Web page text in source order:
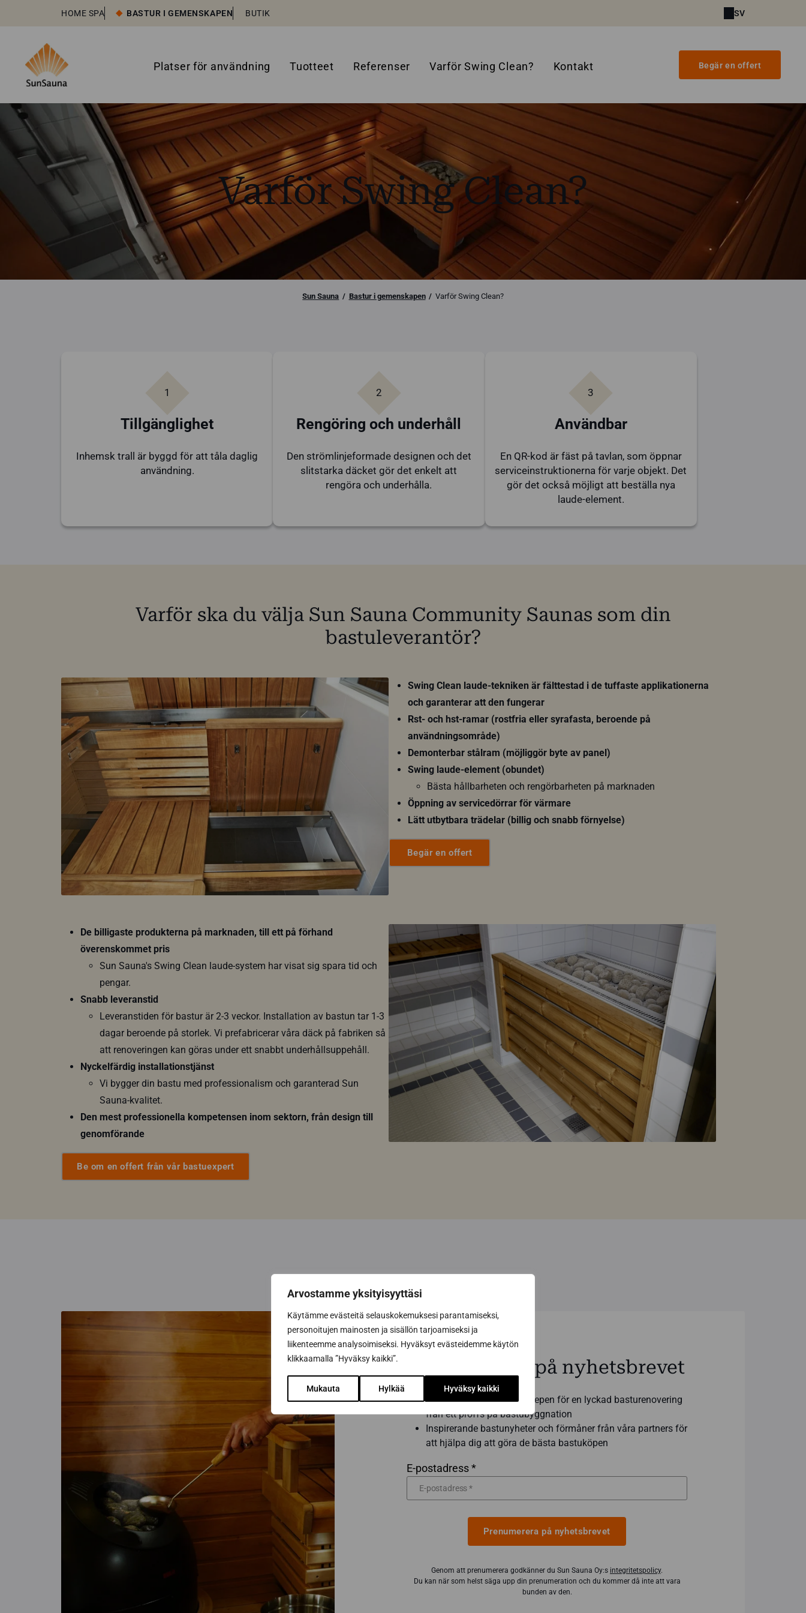
Arvostamme yksityisyyttäsi
Käytämme evästeitä selauskokemuksesi parantamiseksi,
personoitujen mainosten ja sisällön tarjoamiseksi ja
liikenteemme analysoimiseksi. Hyväksyt evästeidemme käytön
klikkaamalla ”Hyväksy kaikki”.
Mukauta Hylkää Hyväksy kaikki
HOME SPA BASTUR I GEMENSKAPEN BUTIK SV
Platser för användning Tuotteet Referenser Varför Swing Clean? Kontakt Begär en offert
Varför Swing Clean?
Sun Sauna Bastur i gemenskapen Varför Swing Clean?
1
Tillgänglighet
Inhemsk trall är byggd för att tåla daglig
användning.
2
Rengöring och underhåll
Den strömlinjeformade designen och det
slitstarka däcket gör det enkelt att
rengöra och underhålla.
3
Användbar
En QR-kod är fäst på tavlan, som öppnar
serviceinstruktionerna för varje objekt. Det
gör det också möjligt att beställa nya
laude-element.
Varför ska du välja Sun Sauna Community Saunas som din
bastuleverantör?
Swing Clean laude-tekniken är fälttestad i de tuffaste applikationerna
och garanterar att den fungerar
Rst- och hst-ramar (rostfria eller syrafasta, beroende på
användningsområde)
Demonterbar stålram (möjliggör byte av panel)
Swing laude-element (obundet)
Bästa hållbarheten och rengörbarheten på marknaden
Öppning av servicedörrar för värmare
Lätt utbytbara trädelar (billig och snabb förnyelse)
Begär en offert
De billigaste produkterna på marknaden, till ett på förhand
överenskommet pris
Sun Sauna's Swing Clean laude-system har visat sig spara tid och
pengar.
Snabb leveranstid
Leveranstiden för bastur är 2-3 veckor. Installation av bastun tar 1-3
dagar beroende på storlek. Vi prefabricerar våra däck på fabriken så
att renoveringen kan göras under ett snabbt underhållsuppehåll.
Nyckelfärdig installationstjänst
Vi bygger din bastu med professionalism och garanterad Sun
Sauna-kvalitet.
Den mest professionella kompetensen inom sektorn, från design till
genomförande
Be om en offert från vår bastuexpert
Prenumerera på nyhetsbrevet
Få de bästa tipsen och knepen för en lyckad basturenovering
från ett proffs på bastubyggnation
Inspirerande bastunyheter och förmåner från våra partners för
att hjälpa dig att göra de bästa bastuköpen
E-postadress *
Prenumerera på nyhetsbrevet
Genom att prenumerera godkänner du Sun Sauna Oy:s integritetspolicy.
Du kan när som helst säga upp din prenumeration och du kommer då inte att vara
bunden av den.